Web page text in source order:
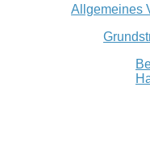
Allgemeines